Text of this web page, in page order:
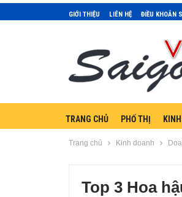
GIỚI THIỆU LIÊN HỆ ĐIỀU KHOẢN
TRANG CHỦ PHỐ THỊ
Trang chủ Kinh doanh
Top 3 Hoa